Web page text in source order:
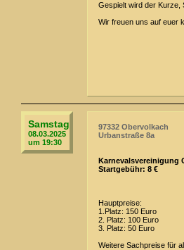
Gespielt wird der Kurze,
Wir freuen uns auf euer
Samstag
08.03.2025
um 19:30
97332 Obervolkach
Urbanstraße 8a
Karnevalsvereinigung
Startgebühr: 8 €
Hauptpreise:
1.Platz: 150 Euro
2. Platz: 100 Euro
3. Platz: 50 Euro
Weitere Sachpreise für